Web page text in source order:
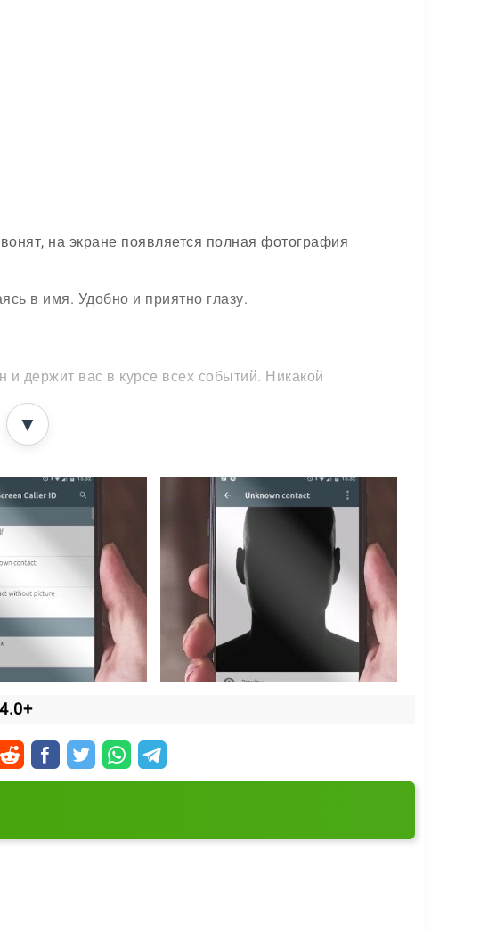
на экране появляется полная фотография
в имя. Удобно и приятно глазу.
держит вас в курсе всех событий. Никакой
на электронную почту.
вкус. В приложении доступны простые настройки
имя звонящего вслух. Это удобно, когда телефон
▼